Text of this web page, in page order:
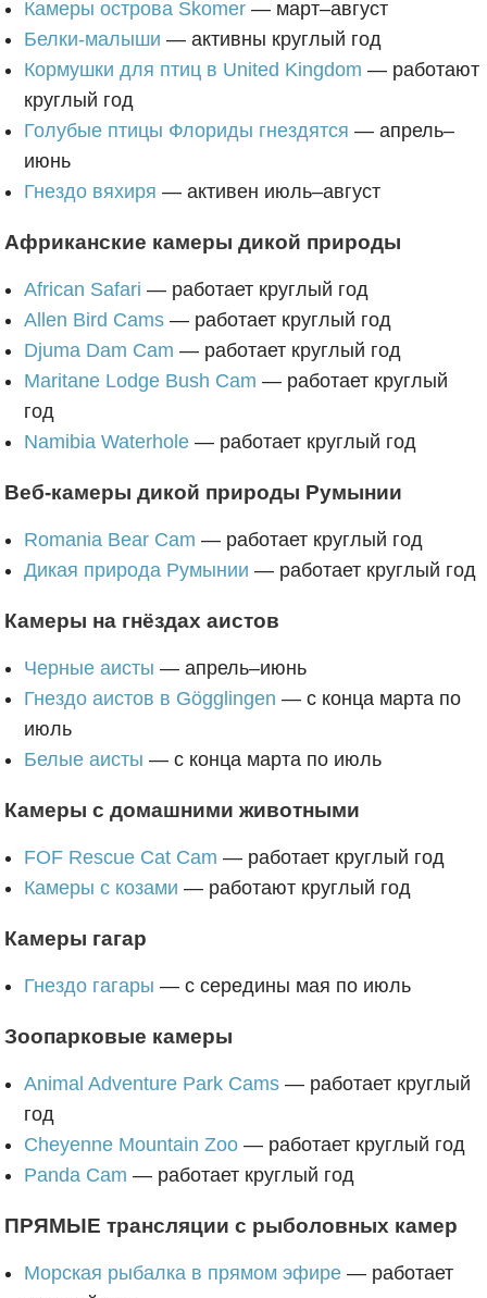
Камеры острова Skomer— март–август
Белки-малыши — активны круглый год
Кормушки для птиц в United Kingdom — работают
круглый год
Голубые птицы Флориды гнездятся — апрель–
июнь
Гнездо вяхиря — активен июль–август
Африканские камеры дикой природы
African Safari — работает круглый год
Allen Bird Cams— работает круглый год
Djuma Dam Cam — работает круглый год
Maritane Lodge Bush Cam — работает круглый
год
Namibia Waterhole— работает круглый год
Веб-камеры дикой природы Румынии
Romania Bear Cam — работает круглый год
Дикая природа Румынии — работает круглый год
Камеры на гнёздах аистов
Черные аисты — апрель–июнь
Гнездо аистов в Gögglingen — с конца марта по
июль
Белые аисты — с конца марта по июль
Камеры с домашними животными
FOF Rescue Cat Cam — работает круглый год
Камеры с козами — работают круглый год
Камеры гагар
Гнездо гагары — с середины мая по июль
Зоопарковые камеры
Animal Adventure Park Cams— работает круглый
год
Cheyenne Mountain Zoo— работает круглый год
Panda Cam — работает круглый год
ПРЯМЫЕ трансляции с рыболовных камер
Морская рыбалка в прямом эфире— работает